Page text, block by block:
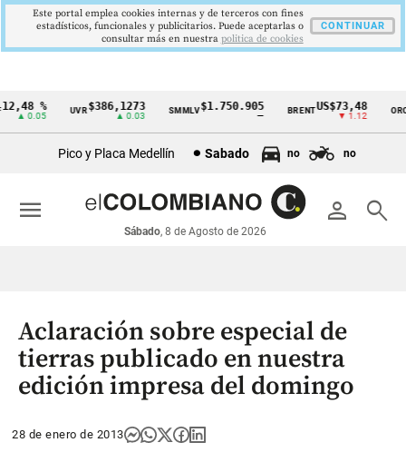
Cintillo
económicos
Colombia
%
▲ 0.05
UVR$386,1273
▲ 0.03
SMMLV$1.750.905 BRENTUS$73,48
▼ 1.12
ORO
Pico y Placa Medellín Sabado no no
person search
Sábado, 8 de Agosto de 2026
menu
Aclaración sobre especial de
tierras publicado en nuestra
edición impresa del domingo
28 de enero de 2013
Este portal emplea cookies internas y de terceros con fines
estadísticos, funcionales y publicitarios. Puede aceptarlas o
consultar más en nuestra politica de cookies
CONTINUAR